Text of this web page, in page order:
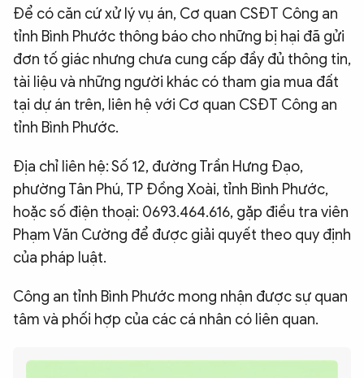
Để có căn cứ xử lý vụ án, Cơ quan CSĐT Công an
tỉnh Bình Phước thông báo cho những bị hại đã gửi
đơn tố giác nhưng chưa cung cấp đầy đủ thông tin,
tài liệu và những người khác có tham gia mua đất
tại dự án trên, liên hệ với Cơ quan CSĐT Công an
tỉnh Bình Phước.
Địa chỉ liên hệ: Số 12, đường Trần Hưng Đạo,
phường Tân Phú, TP Đồng Xoài, tỉnh Bình Phước,
hoặc số điện thoại: 0693.464.616, gặp điều tra viên
Phạm Văn Cường để được giải quyết theo quy định
của pháp luật.
Công an tỉnh Bình Phước mong nhận được sự quan
tâm và phối hợp của các cá nhân có liên quan.